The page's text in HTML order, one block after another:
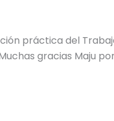
práctica del
gracias Maju